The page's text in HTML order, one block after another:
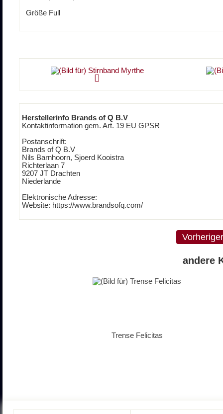
Größe Full
Herstellerinfo Brands of Q B.V
Kontaktinformation gem. Art. 19 EU GPSR
Postanschrift:
Brands of Q B.V
Nils Barnhoorn, Sjoerd Kooistra
Richterlaan 7
9207 JT Drachten
Niederlande
Elektronische Adresse:
Website: https://www.brandsofq.com/
andere
Trense Felicitas